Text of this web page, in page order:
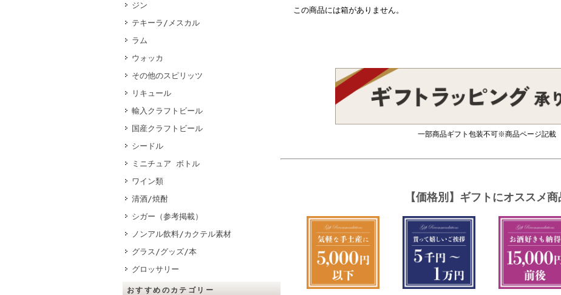
ジン
テキーラ/メスカル
ラム
ウォッカ
その他のスピリッツ
リキュール
輸入クラフトビール
国産クラフトビール
シードル
ミニチュア ボトル
ワイン類
清酒/焼酎
シガー（参考掲載）
ノンアル飲料/カクテル素材
グラス/グッズ/本
グロッサリー
おすすめのカテゴリー
この商品には箱がありません。
一部商品ギフト包装不可※商品ページ記載